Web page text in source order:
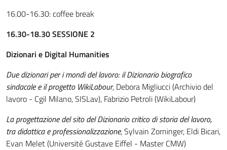
16.00-16.30: coffee break
16.30-18.30 SESSIONE 2
Dizionari e Digital Humanities
Due dizionari per i mondi del lavoro: il Dizionario biografico
sindacale e il progetto WikiLabour, Debora Migliucci (Archivio del
lavoro - Cgil Milano, SISLav), Fabrizio Petroli (WikiLabour)
La progettazione del sito del Dizionario critico di storia del lavoro,
tra didattica e professionalizzazione, Sylvain Zorninger, Eldi Bicari,
Evan Melet (Université Gustave Eiffel - Master CMW)